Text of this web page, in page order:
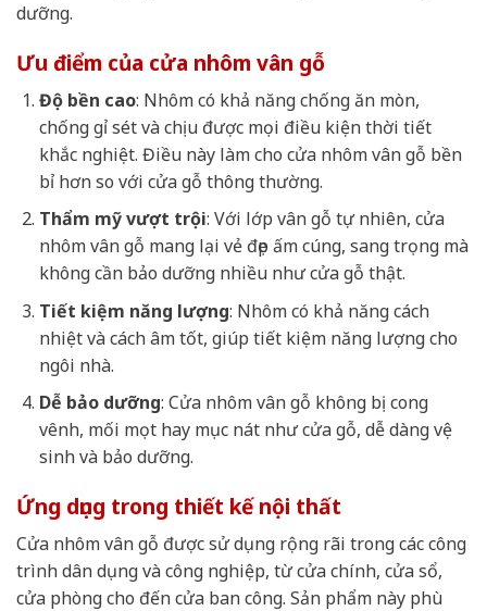
dưỡng.
Ưu điểm của cửa nhôm vân gỗ
Độ bền cao: Nhôm có khả năng chống ăn mòn,
chống gỉ sét và chịu được mọi điều kiện thời tiết
khắc nghiệt. Điều này làm cho cửa nhôm vân gỗ bền
bỉ hơn so với cửa gỗ thông thường.
Thẩm mỹ vượt trội: Với lớp vân gỗ tự nhiên, cửa
nhôm vân gỗ mang lại vẻ đẹp ấm cúng, sang trọng mà
không cần bảo dưỡng nhiều như cửa gỗ thật.
Tiết kiệm năng lượng: Nhôm có khả năng cách
nhiệt và cách âm tốt, giúp tiết kiệm năng lượng cho
ngôi nhà.
Dễ bảo dưỡng: Cửa nhôm vân gỗ không bị cong
vênh, mối mọt hay mục nát như cửa gỗ, dễ dàng vệ
sinh và bảo dưỡng.
Ứng dụng trong thiết kế nội thất
Cửa nhôm vân gỗ được sử dụng rộng rãi trong các công
trình dân dụng và công nghiệp, từ cửa chính, cửa sổ,
cửa phòng cho đến cửa ban công. Sản phẩm này phù